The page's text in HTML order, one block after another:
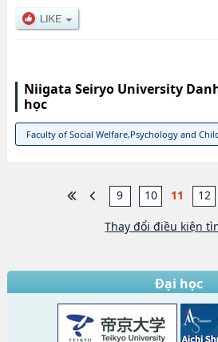
Niigata Seiryo University
học
Faculty of Social Welfare,Psychology and
9 10 11 12
Thay đổi điều kiện
Đại học